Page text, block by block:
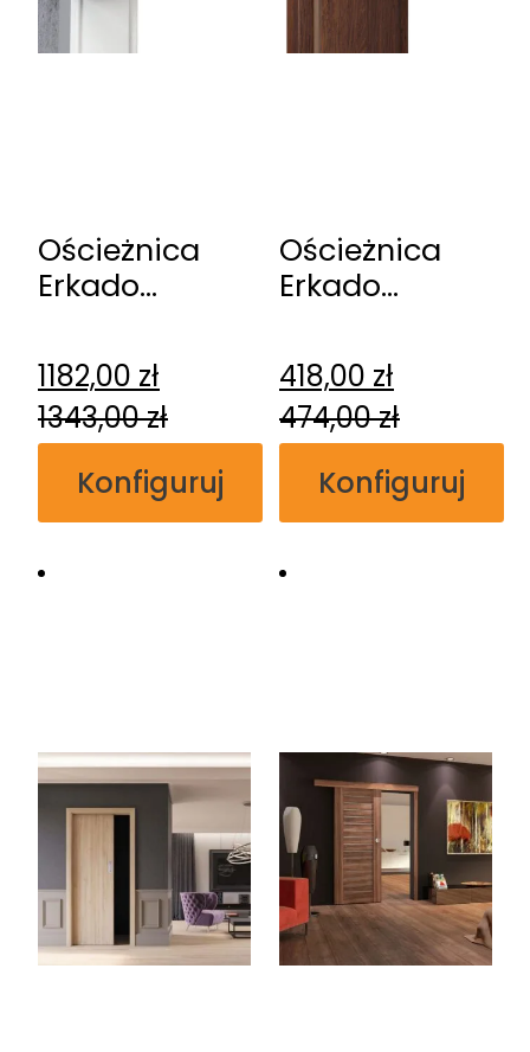
Ościeżnica
Erkado
1182,00 zł
1343,00zł
Konfiguruj
Ościeżnica
Erkado
przylgowa
418,00 zł
474,00zł
Konfiguruj